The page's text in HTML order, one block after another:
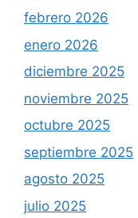
febrero 2026
enero 2026
diciembre 2025
noviembre 2025
octubre 2025
septiembre 2025
agosto 2025
julio 2025